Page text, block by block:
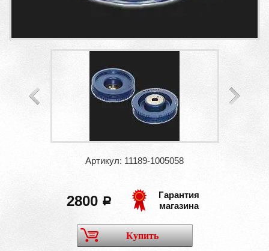
Артикул: 11189-1005058
2800 a
Гарантия
магазина
Купить